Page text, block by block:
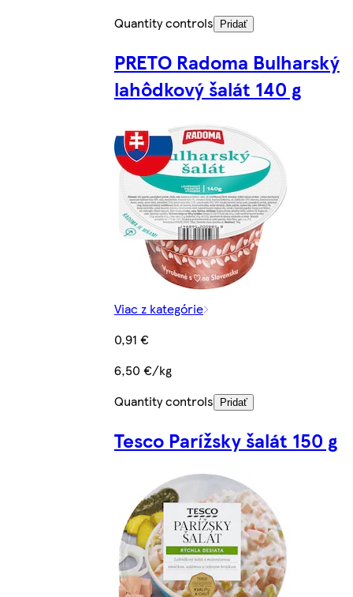
Quantity controls
Pridať
PRETO Radoma Bulharský
lahôdkový šalát 140 g
Viac z kategórie
0,91 €
6,50 €/kg
Quantity controls
Pridať
Tesco Parížsky šalát 150 g